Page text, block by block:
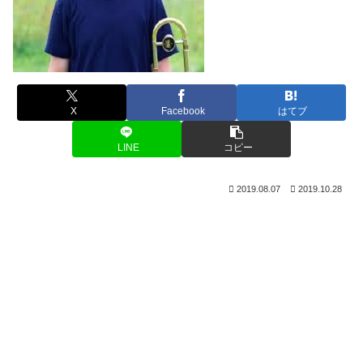
X Facebook はてブ
LINE コピー
2019.08.07 2019.10.28